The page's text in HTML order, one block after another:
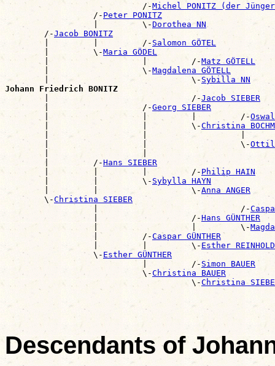
                            /-
Michel PONITZ (der
                  /-
Peter PONITZ
                  |         \-
Dorothea NN
        /-
Jacob BONITZ
        |         |         /-
Salomon GÖTEL
        |         \-
Maria GÖDEL
        |                   |         /-
Matz GÖTELL
        |                   \-
Magdalena GÖTELL
        |                             \-
Sybilla NN
Johann Friedrich BONITZ
|                             /-Jacob SIEBER
        |                   /-
Georg SIEBER
        |                   |         |         /-
        |                   |         \-
Christina
|                   |                   |
        |                   |                   \-
|                   |
        |         /-
Hans SIEBER
        |         |         |         /-
Philip HAIN
        |         |         \-
Sybylla HAYN
        |         |                   \-
Anna ANGER
        \-
Christina SIEBER
                  |                             /-
                  |                   /-
Hans GÜNTHER
                  |                   |         \-
                  |         /-
Caspar GÜNTHER
                  |         |         \-
Esther REINHOLD
                  \-
Esther GÜNTHER
                            |         /-
Simon BAUER
                            \-
Christina BAUER
                                      \-
Christina
Descendants of